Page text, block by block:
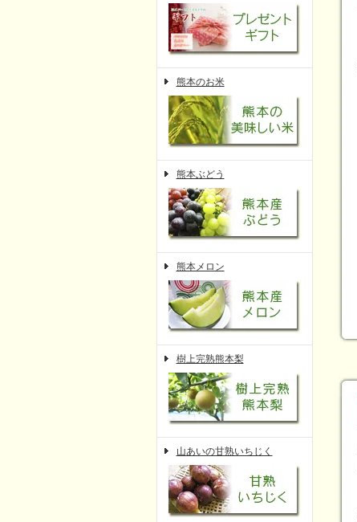
熊本のお米
熊本ぶどう
熊本メロン
樹上完熟熊本梨
山あいの甘熟いちじく